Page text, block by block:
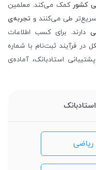
کشور کمک می‌کند. معلمین
سریع‌تر طی می‌کنند و تجربه‌ی
دارند. برای کسب اطلاعات
فرآیند ثبت‌نام با شماره
استادبانک، آماده‌ی